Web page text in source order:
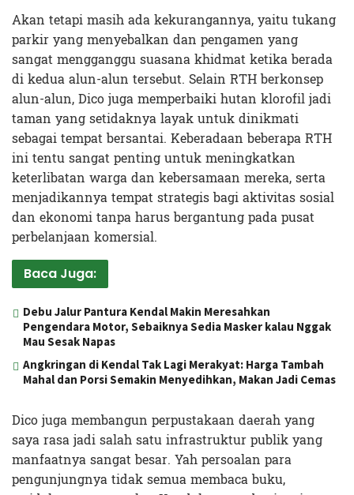
Akan tetapi masih ada kekurangannya, yaitu tukang
parkir yang menyebalkan dan pengamen yang
sangat mengganggu suasana khidmat ketika berada
di kedua alun-alun tersebut. Selain RTH berkonsep
alun-alun, Dico juga memperbaiki hutan klorofil jadi
taman yang setidaknya layak untuk dinikmati
sebagai tempat bersantai. Keberadaan beberapa RTH
ini tentu sangat penting untuk meningkatkan
keterlibatan warga dan kebersamaan mereka, serta
menjadikannya tempat strategis bagi aktivitas sosial
dan ekonomi tanpa harus bergantung pada pusat
perbelanjaan komersial​.
Baca Juga:
Debu Jalur Pantura Kendal Makin Meresahkan
Pengendara Motor, Sebaiknya Sedia Masker kalau Nggak
Mau Sesak Napas
Angkringan di Kendal Tak Lagi Merakyat: Harga Tambah
Mahal dan Porsi Semakin Menyedihkan, Makan Jadi Cemas
Dico juga membangun perpustakaan daerah yang
saya rasa jadi salah satu infrastruktur publik yang
manfaatnya sangat besar. Yah persoalan para
pengunjungnya tidak semua membaca buku,